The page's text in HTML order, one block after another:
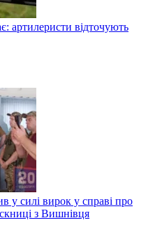
артилеристи відточують
у силі вирок у справі про
з Вишнівця